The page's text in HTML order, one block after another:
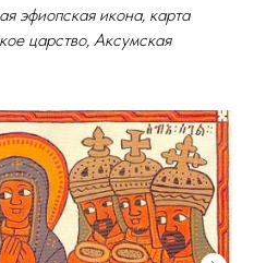
эфиопская икона, карта
царство, Аксумская